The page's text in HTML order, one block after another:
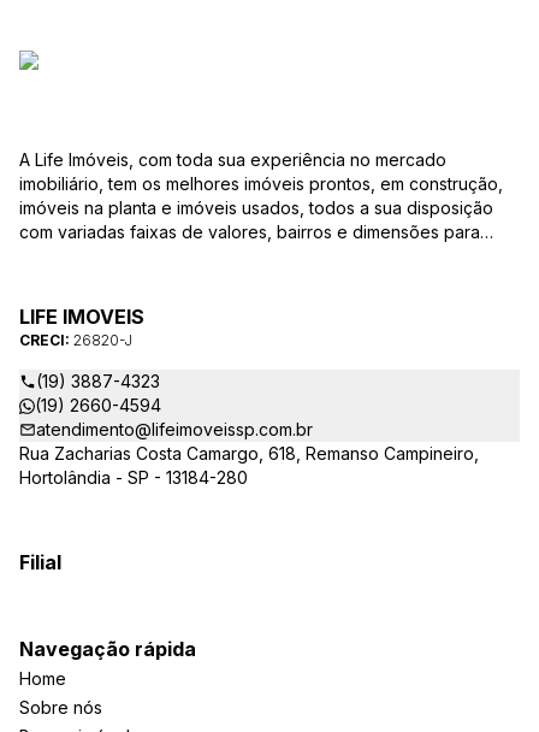
A Life Imóveis, com toda sua experiência no mercado
imobiliário, tem os melhores imóveis prontos, em construção,
imóveis na planta e imóveis usados, todos a sua disposição
com variadas faixas de valores, bairros e dimensões para
as suas dúvidas sobre casas, apartamentos, terrenos, salas
comerciais e outros produtos imobiliários.
LIFE IMOVEIS
CRECI: 26820-J
(19) 3887-4323
(19) 2660-4594
atendimento@lifeimoveissp.com.br
Rua Zacharias Costa Camargo, 618, Remanso Campineiro,
Hortolândia - SP - 13184-280
Filial
Navegação rápida
Home
Sobre nós